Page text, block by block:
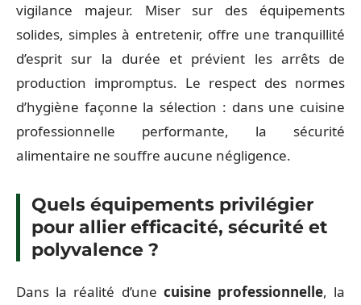
vigilance majeur. Miser sur des équipements
solides, simples à entretenir, offre une tranquillité
d’esprit sur la durée et prévient les arrêts de
production impromptus. Le respect des normes
d’hygiène façonne la sélection : dans une cuisine
professionnelle performante, la sécurité
alimentaire ne souffre aucune négligence.
Quels équipements privilégier
pour allier efficacité, sécurité et
polyvalence ?
Dans la réalité d’une cuisine professionnelle, la